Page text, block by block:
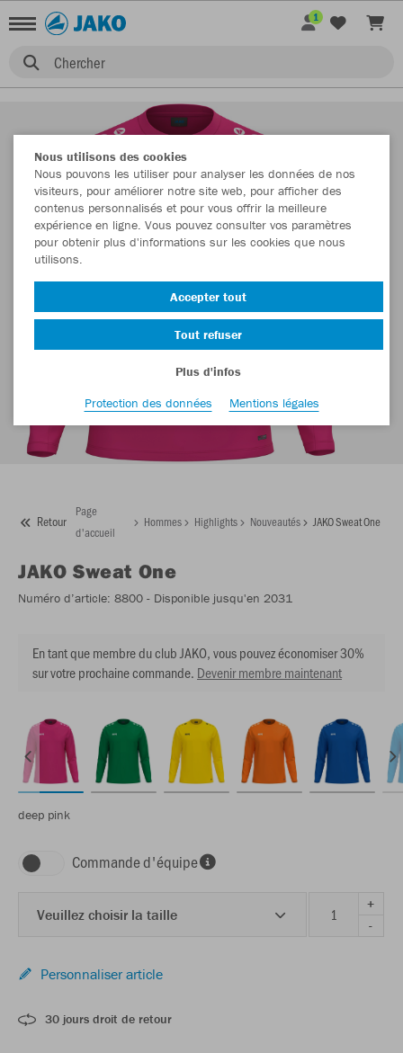
Chercher
1
Retour
Page
d'accueil
Hommes Highlights Nouveautés JAKO Sweat One
JAKO Sweat One
Numéro d’article: 8800 - Disponible jusqu'en 2031
En tant que membre du club JAKO, vous pouvez économiser 30%
sur votre prochaine commande. Devenir membre maintenant
deep pink
Commande d'équipe
Veuillez choisir la taille
+
-
Personnaliser article
30 jours droit de retour
Nous utilisons des cookies
Nous pouvons les utiliser pour analyser les données de nos
visiteurs, pour améliorer notre site web, pour afficher des
contenus personnalisés et pour vous offrir la meilleure
expérience en ligne. Vous pouvez consulter vos paramètres
pour obtenir plus d'informations sur les cookies que nous
utilisons.
Accepter tout
Tout refuser
Plus d'infos
Protection des données
Mentions légales